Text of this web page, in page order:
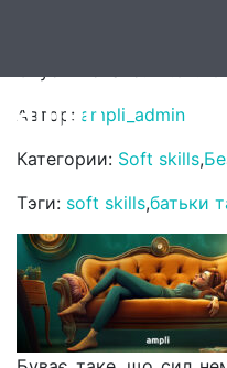
Автор: ampli_admin
Категории: Soft skills,
Тэги: soft skills,батьки